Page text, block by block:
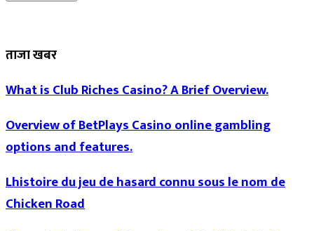
ताजा खबर
What is Club Riches Casino? A Brief Overview.
Overview of BetPlays Casino online gambling
options and features.
Lhistoire du jeu de hasard connu sous le nom de
Chicken Road